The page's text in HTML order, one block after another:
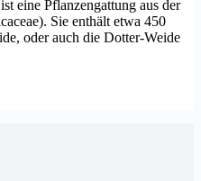
eine Pflanzengattung aus der
Sie enthält etwa 450
oder auch die Dotter-Weide